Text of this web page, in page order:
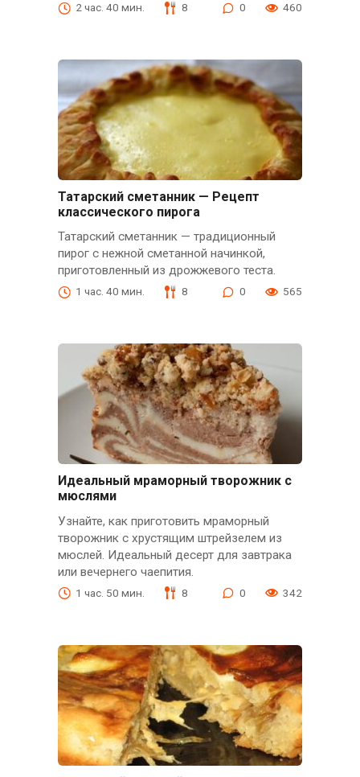
2 час. 40 мин. 8 0 460
Татарский сметанник — Рецепт
классического пирога
Татарский сметанник — традиционный
пирог с нежной сметанной начинкой,
приготовленный из дрожжевого теста.
1 час. 40 мин. 8 0 565
Идеальный мраморный творожник с
мюслями
Узнайте, как приготовить мраморный
творожник с хрустящим штрейзелем из
мюслей. Идеальный десерт для завтрака
или вечернего чаепития.
1 час. 50 мин. 8 0 342